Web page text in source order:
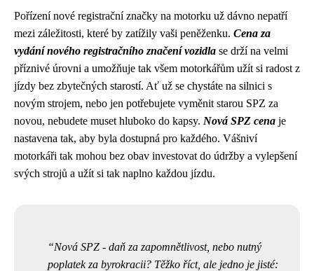
Pořízení nové registrační značky na motorku už dávno nepatří
mezi záležitosti, které by zatížily vaši peněženku. Cena za
vydání nového registračního značení vozidla se drží na velmi
příznivé úrovni a umožňuje tak všem motorkářům užít si radost z
jízdy bez zbytečných starostí. Ať už se chystáte na silnici s
novým strojem, nebo jen potřebujete vyměnit starou SPZ za
novou, nebudete muset hluboko do kapsy. Nová SPZ cena je
nastavena tak, aby byla dostupná pro každého. Vášniví
motorkáři tak mohou bez obav investovat do údržby a vylepšení
svých strojů a užít si tak naplno každou jízdu.
Nová SPZ - daň za zapomnětlivost, nebo nutný
poplatek za byrokracii? Těžko říct, ale jedno je jisté: